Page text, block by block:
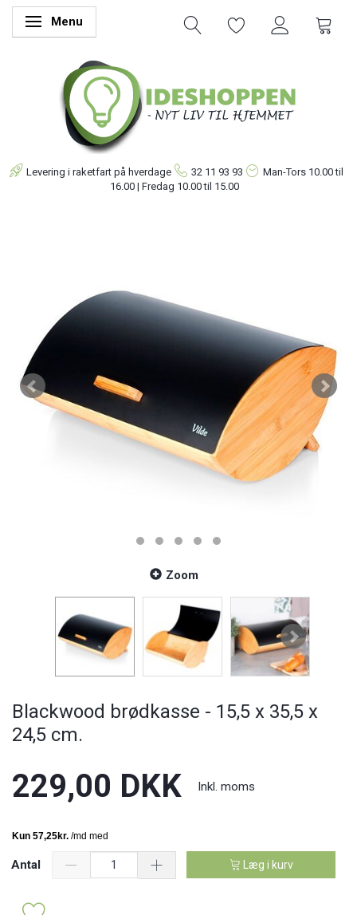
Skifte navigation
Menu
Levering i raketfart på hverdage 32 11 93 93 Man-Tors 10.00 til
16.00 | Fredag 10.00 til 15.00
Zoom
Blackwood brødkasse - 15,5 x 35,5 x
24,5 cm.
229,00 DKK Inkl. moms
Antal Læg i kurv